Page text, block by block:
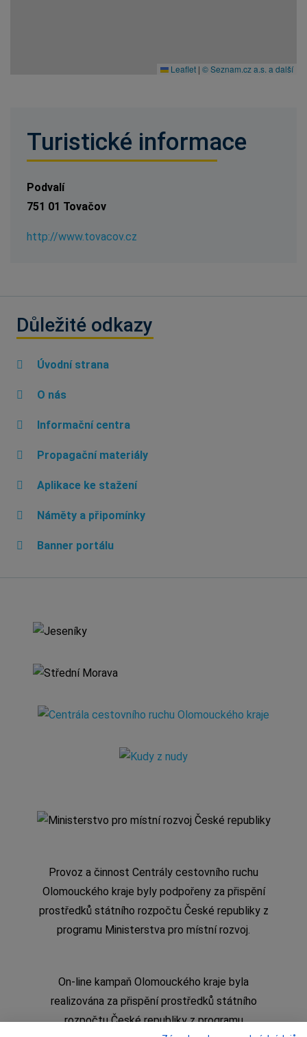
Leaflet | © Seznam.cz a.s. a další
Turistické informace
Podvalí
751 01 Tovačov
http://www.tovacov.cz
Důležité odkazy
Úvodní strana
O nás
Informační centra
Propagační materiály
Aplikace ke stažení
Náměty a připomínky
Banner portálu
Provoz a činnost Centrály cestovního ruchu
Olomouckého kraje byly podpořeny za přispění
prostředků státního rozpočtu České republiky z
programu Ministerstva pro místní rozvoj.
On-line kampaň Olomouckého kraje byla
realizována za přispění prostředků státního
rozpočtu České republiky z programu